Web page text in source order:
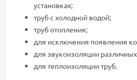
установках;
труб с холодной водой;
труб отопления;
для исключения появления
для звукоизоляции
для теплоизоляции труб.